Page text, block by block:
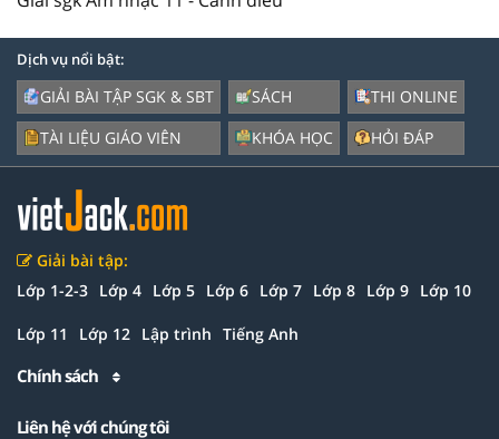
Dịch vụ nổi bật:
GIẢI BÀI TẬP SGK & SBT
TÀI LIỆU GIÁO VIÊN
SÁCH
KHÓA HỌC
THI ONLINE
HỎI ĐÁP
Giải bài tập:
Lớp 1-2-3 Lớp 4 Lớp 5 Lớp 6 Lớp 7 Lớp 8 Lớp 9 Lớp 10
Lớp 11 Lớp 12 Lập trình Tiếng Anh
Chính sách
Liên hệ với chúng tôi